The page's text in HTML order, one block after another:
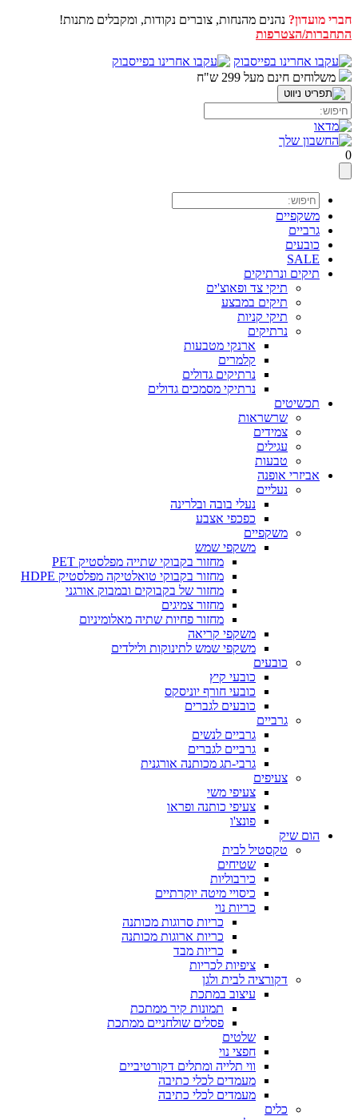
חברי מועדון? נהנים מהנחות, צוברים נקודות, ומקבלים מתנות!
התחברות/הצטרפות
דלג
לתוכןמשלוחים חינם מעל 299 ש"ח
0
משקפיים
גרביים
כובעים
SALE
תיקים ונרתיקים
תיקי צד ופאוצ'ים
תיקים במבצע
תיקי קניות
נרתיקים
ארנקי מטבעות
קלמרים
נרתיקים גדולים
נרתיקי מסמכים גדולים
תכשיטים
שרשראות
צמידים
עגילים
טבעות
אביזרי אופנה
נעליים
נעלי בובה ובלרינה
כפכפי אצבע
משקפיים
משקפי שמש
מחזור בקבוקי שתייה מפלסטיק PET
מחזור בקבוקי טואלטיקה מפלסטיק HDPE
מחזור של בקבוקים ובמבוק אורגני
מחזור צמיגים
מחזור פחיות שתיה מאלומיניום
משקפי קריאה
משקפי שמש לתינוקות ולילדים
כובעים
כובעי קיץ
כובעי חורף יוניסקס
כובעים לגברים
גרביים
גרביים לנשים
גרביים לגברים
גרבי-תג מכותנה אורגנית
צעיפים
צעיפי משי
צעיפי כותנה ופראו
פונצ'ו
הום שיק
טקסטיל לבית
שטיחים
כירבוליות
כיסויי מיטה יוקרתיים
כריות נוי
כריות סרוגות מכותנה
כריות ארוגות מכותנה
כריות מבד
ציפיות לכריות
דקורציה לבית ולגן
עיצוב במתכת
תמונות קיר ממתכת
פסלים שולחניים ממתכת
שלטים
חפצי נוי
ווי תלייה ומתלים דקורטיביים
מעמדים לכלי כתיבה
מעמדים לכלי כתיבה
כלים